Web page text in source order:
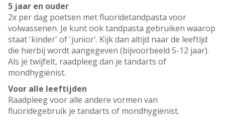
5 jaar en ouder
2x per dag poetsen met fluoridetandpasta voor
volwassenen. Je kunt ook tandpasta gebruiken waarop
staat 'kinder' of 'junior'. Kijk dan altijd naar de leeftijd
die hierbij wordt aangegeven (bijvoorbeeld 5-12 jaar).
Als je twijfelt, raadpleeg dan je tandarts of
mondhygiënist.
Voor alle leeftijden
Raadpleeg voor alle andere vormen van
fluoridegebruik je tandarts of mondhygiënist.